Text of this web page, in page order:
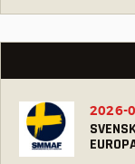
2026-